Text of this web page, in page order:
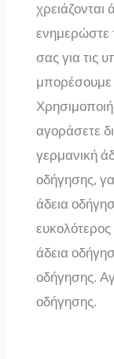
χρειάζονται
ενημερώστε
σας για τις
μπορέσουμε
αγοράσετε
γερμανική
οδήγησης,
άδεια
άδεια
οδήγησης.
οδήγησης.